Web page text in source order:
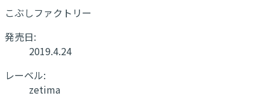
こぶしファクトリー
発売日:
2019.4.24
レーベル:
zetima